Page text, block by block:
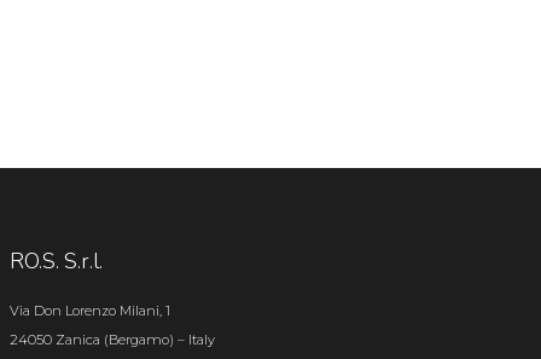
RO.S. S.r.l.
Via Don Lorenzo Milani, 1
24050 Zanica (Bergamo) – Italy